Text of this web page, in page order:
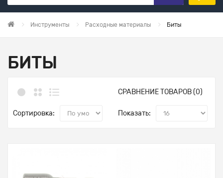
Инструменты Расходные материалы Биты
БИТЫ
СРАВНЕНИЕ ТОВАРОВ (0)
Сортировка: Показать: